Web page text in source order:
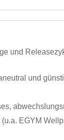
und
und
EGYM